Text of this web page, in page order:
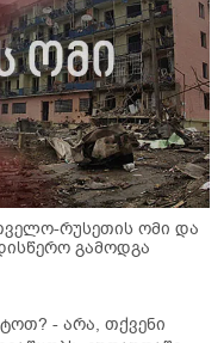
რუსეთის ომი და
გამოდგა
- არა, თქვენი